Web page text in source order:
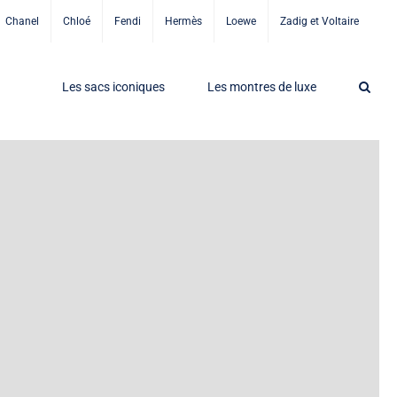
Chanel Chloé Fendi Hermès Loewe Zadig et Voltaire
Les sacs iconiques Les montres de luxe